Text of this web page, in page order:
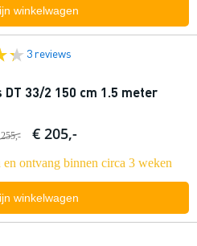
winkelwagen
3 reviews
33/2 150 cm 1.5 meter
€ 205,-
en ontvang binnen circa 3 weken
winkelwagen